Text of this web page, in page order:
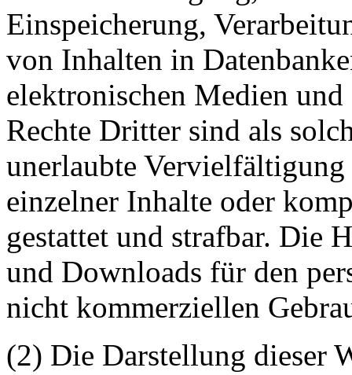
Einspeicherung,
von Inhalten in
elektronischen Medien
Rechte Dritter sind als
unerlaubte Vervielfältigung
einzelner Inhalte oder
gestattet und strafbar. Die
und Downloads für den
nicht kommerziellen
(2) Die Darstellung dieser